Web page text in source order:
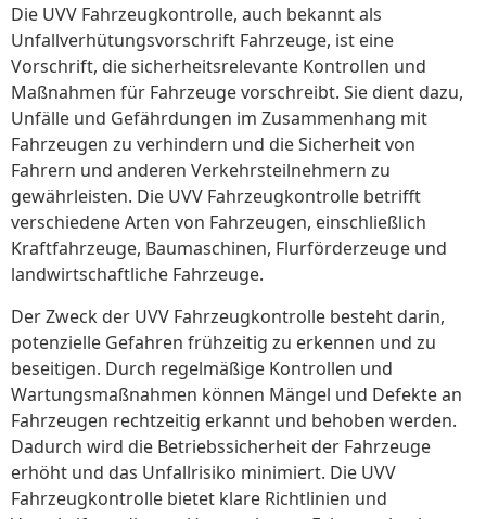
Die UVV Fahrzeugkontrolle, auch bekannt als
Unfallverhütungsvorschrift Fahrzeuge, ist eine
Vorschrift, die sicherheitsrelevante Kontrollen und
Maßnahmen für Fahrzeuge vorschreibt. Sie dient dazu,
Unfälle und Gefährdungen im Zusammenhang mit
Fahrzeugen zu verhindern und die Sicherheit von
Fahrern und anderen Verkehrsteilnehmern zu
gewährleisten. Die UVV Fahrzeugkontrolle betrifft
verschiedene Arten von Fahrzeugen, einschließlich
Kraftfahrzeuge, Baumaschinen, Flurförderzeuge und
landwirtschaftliche Fahrzeuge.
Der Zweck der UVV Fahrzeugkontrolle besteht darin,
potenzielle Gefahren frühzeitig zu erkennen und zu
beseitigen. Durch regelmäßige Kontrollen und
Wartungsmaßnahmen können Mängel und Defekte an
Fahrzeugen rechtzeitig erkannt und behoben werden.
Dadurch wird die Betriebssicherheit der Fahrzeuge
erhöht und das Unfallrisiko minimiert. Die UVV
Fahrzeugkontrolle bietet klare Richtlinien und